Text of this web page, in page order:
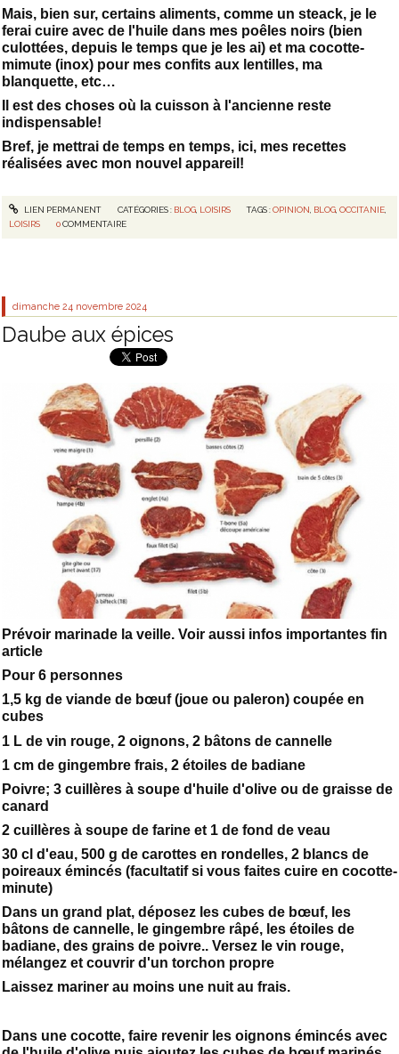
Mais, bien sur, certains aliments, comme un steack, je le
ferai cuire avec de l'huile dans mes poêles noirs (bien
culottées, depuis le temps que je les ai) et ma cocotte-
mimute (inox) pour mes confits aux lentilles, ma
blanquette, etc…
Il est des choses où la cuisson à l'ancienne reste
indispensable!
Bref, je mettrai de temps en temps, ici, mes recettes
réalisées avec mon nouvel appareil!
LIEN PERMANENT CATÉGORIES : BLOG, LOISIRS TAGS :OPINION BLOG ,OCCITANIE
LOISIRS
0 COMMENTAIRE
dimanche 24 novembre 2024
Daube aux épices
Prévoir marinade la veille. Voir aussi infos importantes fin
article
Pour 6 personnes
1,5 kg de viande de bœuf (joue ou paleron) coupée en
cubes
1 L de vin rouge, 2 oignons, 2 bâtons de cannelle
1 cm de gingembre frais, 2 étoiles de badiane
Poivre; 3 cuillères à soupe d'huile d'olive ou de graisse de
canard
2 cuillères à soupe de farine et 1 de fond de veau
30 cl d'eau, 500 g de carottes en rondelles, 2 blancs de
poireaux émincés (facultatif si vous faites cuire en cocotte-
minute)
Dans un grand plat, déposez les cubes de bœuf, les
bâtons de cannelle, le gingembre râpé, les étoiles de
badiane, des grains de poivre.. Versez le vin rouge,
mélangez et couvrir d'un torchon propre
Laissez mariner au moins une nuit au frais.
Dans une cocotte, faire revenir les oignons émincés avec